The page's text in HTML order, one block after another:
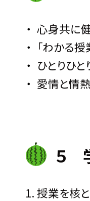
心身共に
「わかる
ひとりひ
愛情と情
５
授業を核